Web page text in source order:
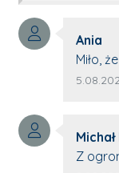
Autor
Ania
Treść
Miło,
z nim
Artur.
Data
Autor
Treść
Z